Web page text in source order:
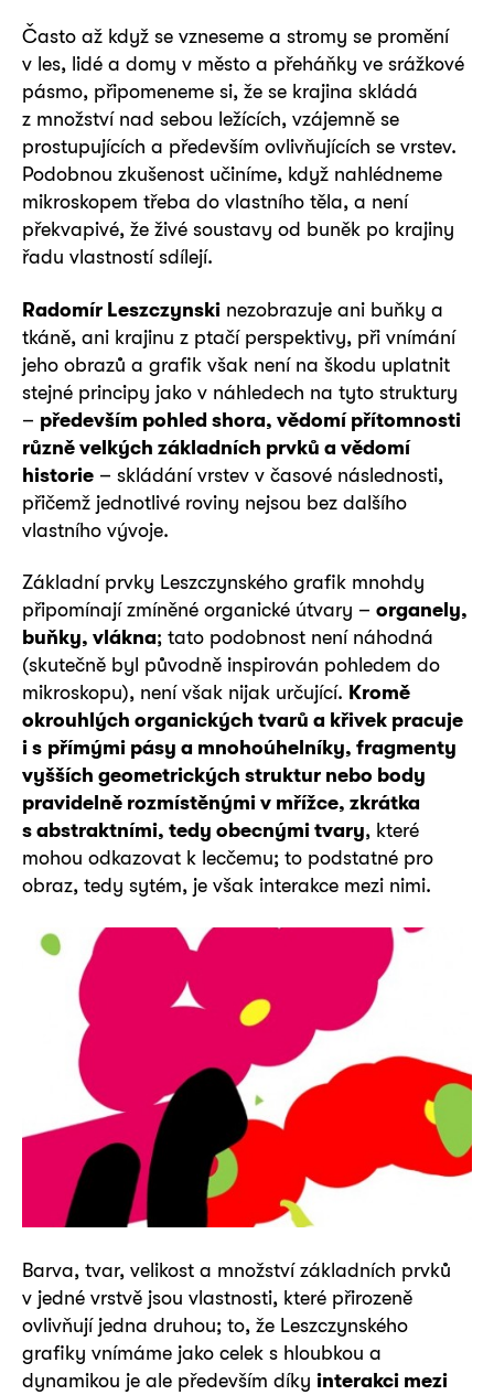
Často až když se vzneseme a stromy se promění
v les, lidé a domy v město a přeháňky ve srážkové
pásmo, připomeneme si, že se krajina skládá
z množství nad sebou ležících, vzájemně se
prostupujících a především ovlivňujících se vrstev.
Podobnou zkušenost učiníme, když nahlédneme
mikroskopem třeba do vlastního těla, a není
překvapivé, že živé soustavy od buněk po krajiny
řadu vlastností sdílejí.
Radomír Leszczynski nezobrazuje ani buňky a
tkáně, ani krajinu z ptačí perspektivy, při vnímání
jeho obrazů a grafik však není na škodu uplatnit
stejné principy jako v náhledech na tyto struktury
– především pohled shora, vědomí přítomnosti
různě velkých základních prvků a vědomí
historie – skládání vrstev v časové následnosti,
přičemž jednotlivé roviny nejsou bez dalšího
vlastního vývoje.
Základní prvky Leszczynského grafik mnohdy
připomínají zmíněné organické útvary – organely,
buňky, vlákna; tato podobnost není náhodná
(skutečně byl původně inspirován pohledem do
mikroskopu), není však nijak určující. Kromě
okrouhlých organických tvarů a křivek pracuje
is přímými pásy a mnohoúhelníky, fragmenty
vyšších geometrických struktur nebo body
pravidelně rozmístěnými v mřížce, zkrátka
s abstraktními, tedy obecnými tvary, které
mohou odkazovat k lecčemu; to podstatné pro
obraz, tedy sytém, je však interakce mezi nimi.
Barva, tvar, velikost a množství základních prvků
v jedné vrstvě jsou vlastnosti, které přirozeně
ovlivňují jedna druhou; to, že Leszczynského
grafiky vnímáme jako celek s hloubkou a
dynamikou je ale především díky interakci mezi